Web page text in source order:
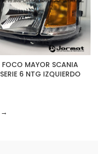
FOCO MAYOR SCANIA
SERIE 6 NTG IZQUIERDO
→